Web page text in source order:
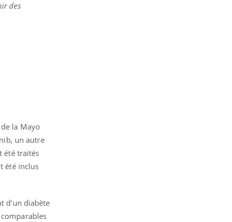
des
la Mayo
un autre
été traités
été inclus
d'un diabète